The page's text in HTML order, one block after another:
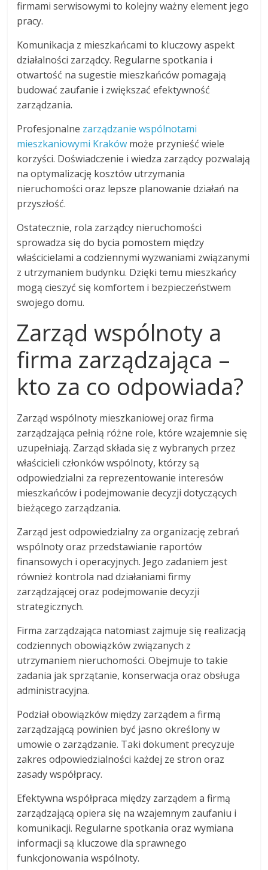
firmami serwisowymi to kolejny ważny element jego
pracy.
Komunikacja z mieszkańcami to kluczowy aspekt
działalności zarządcy. Regularne spotkania i
otwartość na sugestie mieszkańców pomagają
budować zaufanie i zwiększać efektywność
zarządzania.
Profesjonalne zarządzanie wspólnotami
mieszkaniowymi Kraków może przynieść wiele
korzyści. Doświadczenie i wiedza zarządcy pozwalają
na optymalizację kosztów utrzymania
nieruchomości oraz lepsze planowanie działań na
przyszłość.
Ostatecznie, rola zarządcy nieruchomości
sprowadza się do bycia pomostem między
właścicielami a codziennymi wyzwaniami związanymi
z utrzymaniem budynku. Dzięki temu mieszkańcy
mogą cieszyć się komfortem i bezpieczeństwem
swojego domu.
Zarząd wspólnoty a
firma zarządzająca –
kto za co odpowiada?
Zarząd wspólnoty mieszkaniowej oraz firma
zarządzająca pełnią różne role, które wzajemnie się
uzupełniają. Zarząd składa się z wybranych przez
właścicieli członków wspólnoty, którzy są
odpowiedzialni za reprezentowanie interesów
mieszkańców i podejmowanie decyzji dotyczących
bieżącego zarządzania.
Zarząd jest odpowiedzialny za organizację zebrań
wspólnoty oraz przedstawianie raportów
finansowych i operacyjnych. Jego zadaniem jest
również kontrola nad działaniami firmy
zarządzającej oraz podejmowanie decyzji
strategicznych.
Firma zarządzająca natomiast zajmuje się realizacją
codziennych obowiązków związanych z
utrzymaniem nieruchomości. Obejmuje to takie
zadania jak sprzątanie, konserwacja oraz obsługa
administracyjna.
Podział obowiązków między zarządem a firmą
zarządzającą powinien być jasno określony w
umowie o zarządzanie. Taki dokument precyzuje
zakres odpowiedzialności każdej ze stron oraz
zasady współpracy.
Efektywna współpraca między zarządem a firmą
zarządzającą opiera się na wzajemnym zaufaniu i
komunikacji. Regularne spotkania oraz wymiana
informacji są kluczowe dla sprawnego
funkcjonowania wspólnoty.